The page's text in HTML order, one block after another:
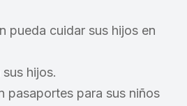
pueda cuidar sus hijos en
hijos.
pasaportes para sus niños